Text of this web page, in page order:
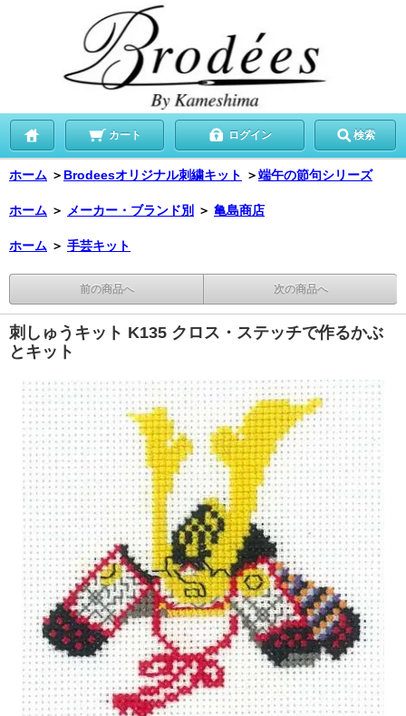
カート ログイン 検索
ホーム ＞ Brodeesオリジナル刺繍キット ＞端午の節句シリーズ
ホーム ＞ メーカー・ブランド別 ＞ 亀島商店
ホーム ＞ 手芸キット
前の商品へ 次の商品へ
刺しゅうキット K135 クロス・ステッチで作るかぶ
とキット